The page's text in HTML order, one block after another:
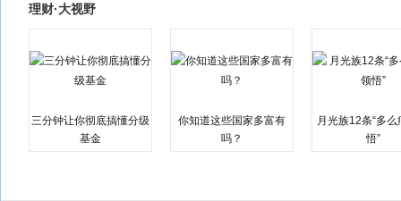
理财·大视野
三分钟让你彻底搞懂分级
基金
你知道这些国家多富有
吗？
月光族12条“多么
悟”